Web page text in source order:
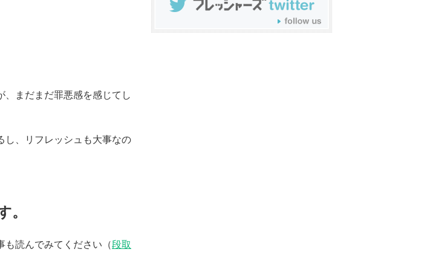
、まだまだ罪悪感を感じてし
し、リフレッシュも大事なの
。
も読んでみてください（段取